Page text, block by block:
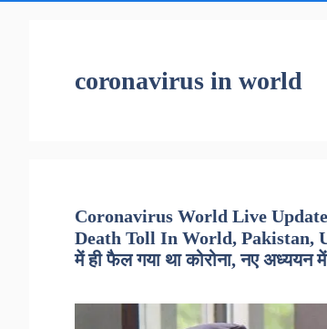
coronavirus in world
Coronavirus World Live
Death Toll In World, Pakistan,
में ही फैल गया था कोरोना, नए अध्ययन में